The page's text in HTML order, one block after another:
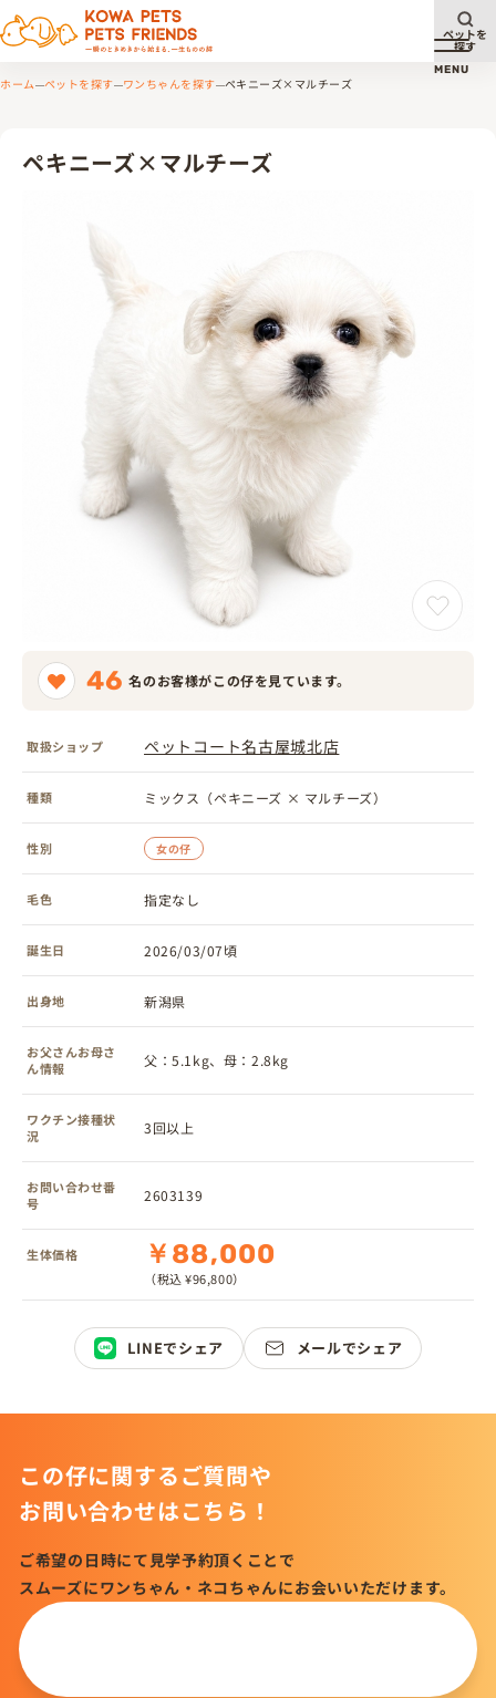
メニ
MENU
ペットを
探す
ホーム ペットを探す ワンちゃんを探す ペキニーズ×マルチーズ
ペキニーズ×マルチーズ
46 名のお客様がこの仔を見ています。
取扱ショップ ペットコート名古屋城北店
種類 ミックス（ペキニーズ × マルチーズ）
性別 女の仔
毛色 指定なし
誕生日 2026/03/07頃
出身地 新潟県
お父さんお母さ
ん情報
父：5.1kg、母：2.8kg
ワクチン接種状
況
3回以上
お問い合わせ番
号
2603139
生体価格 ￥88,000
（税込 ¥96,800）
LINEでシェア メールでシェア
この仔に関するご質問や
お問い合わせはこちら！
ご希望の日時にて見学予約頂くことで
スムーズにワンちゃん・ネコちゃんにお会いいただけます。